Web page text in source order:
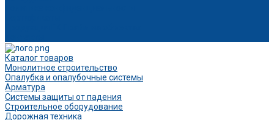
Каталог товаров
Монолитное строительство
Опалубка и опалубочные системы
Арматура
Системы защиты от падения
Строительное оборудование
Дорожная техника